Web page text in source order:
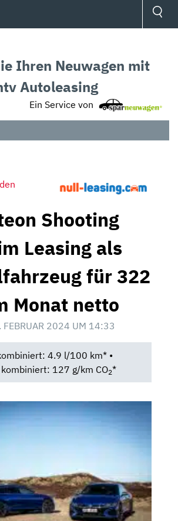
Ihren Neuwagen mit
Autoleasing
Ein Service von
Shooting
Leasing als
für 322
Monat netto
FEBRUAR 2024 UM 14:33
4.9 l/100 km* •
127 g/km CO2*